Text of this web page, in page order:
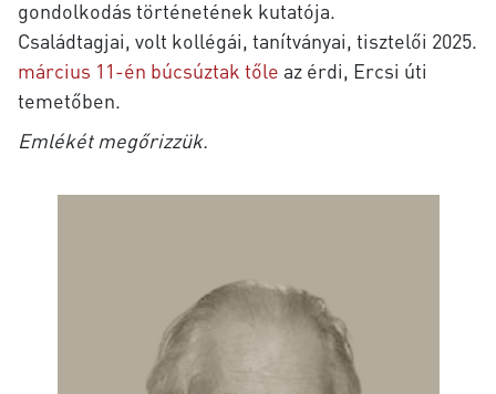
gondolkodás történetének kutatója.
Családtagjai, volt kollégái, tanítványai, tisztelői 2025.
március 11-én búcsúztak tőle az érdi, Ercsi úti
temetőben.
Emlékét megőrizzük.